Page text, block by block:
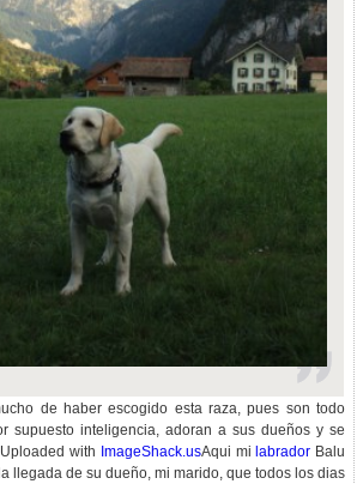
de haber escogido esta raza, pues son todo
supuesto inteligencia, adoran a sus dueños y se
Uploaded with ImageShack.usAqui mi labrador Balu
llegada de su dueño, mi marido, que todos los dias